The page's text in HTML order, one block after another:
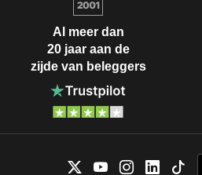
Al meer dan
20 jaar aan de
zijde van beleggers